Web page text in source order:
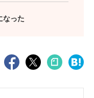
なった